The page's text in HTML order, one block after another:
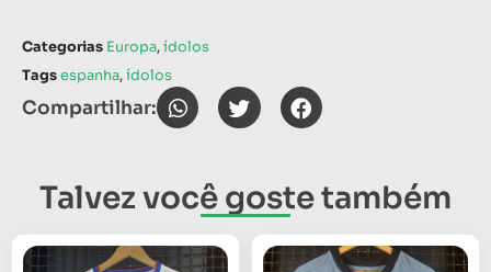
Categorias Europa,ídolos
Tagsespanha,ídolos
Compartilhar:
Talvez você goste também